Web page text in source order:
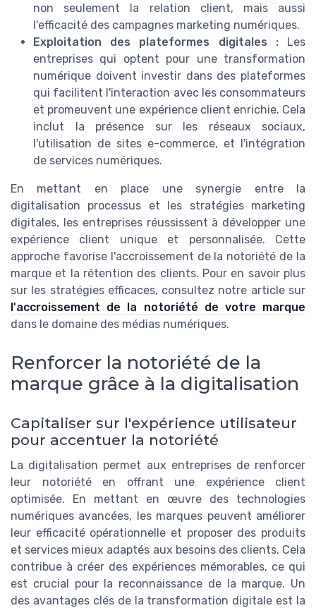
non seulement la relation client, mais aussi
l'efficacité des campagnes marketing numériques.
Exploitation des plateformes digitales :Les
entreprises qui optent pour une transformation
numérique doivent investir dans des plateformes
qui facilitent l'interaction avec les consommateurs
et promeuvent une expérience client enrichie. Cela
inclut la présence sur les réseaux sociaux,
l'utilisation de sites e-commerce, et l'intégration
de services numériques.
En mettant en place une synergie entre la
digitalisation processus et les stratégies marketing
digitales, les entreprises réussissent à développer une
expérience client unique et personnalisée. Cette
approche favorise l'accroissement de la notoriété de la
marque et la rétention des clients. Pour en savoir plus
sur les stratégies efficaces, consultez notre article sur
l'accroissement de la notoriété de votre marque
dans le domaine des médias numériques.
Renforcer la notoriété de la
marque grâce à la digitalisation
Capitaliser sur l'expérience utilisateur
pour accentuer la notoriété
La digitalisation permet aux entreprises de renforcer
leur notoriété en offrant une expérience client
optimisée. En mettant en œuvre des technologies
numériques avancées, les marques peuvent améliorer
leur efficacité opérationnelle et proposer des produits
et services mieux adaptés aux besoins des clients. Cela
contribue à créer des expériences mémorables, ce qui
est crucial pour la reconnaissance de la marque. Un
des avantages clés de la transformation digitale est la